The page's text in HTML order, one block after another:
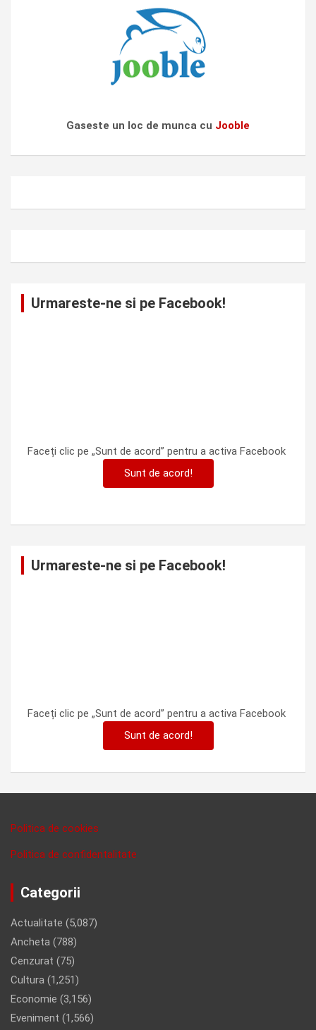
Gaseste un loc de munca cu Jooble
Urmareste-ne si pe Facebook!
Faceți clic pe „Sunt de acord” pentru a activa Facebook
Sunt de acord!
Urmareste-ne si pe Facebook!
Faceți clic pe „Sunt de acord” pentru a activa Facebook
Sunt de acord!
Politica de cookies
Politica de confidentalitate
Categorii
Actualitate (5,087)
Ancheta (788)
Cenzurat (75)
Cultura (1,251)
Economie (3,156)
Eveniment (1,566)